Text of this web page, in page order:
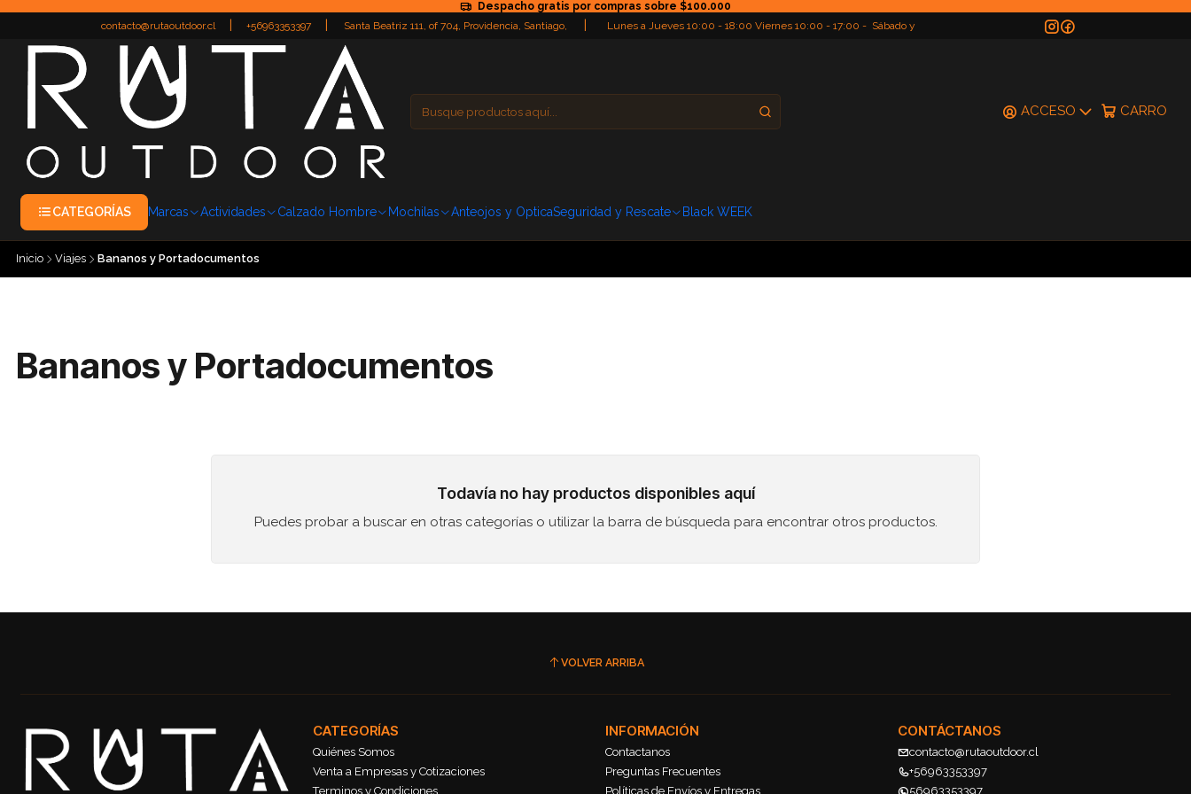
Despacho gratis por compras sobre $100.000
contacto@rutaoutdoor.cl
+56963353397
Santa Beatriz 111, of 704, Providencia, Santiago,
Lunes a Jueves 10:00 - 18:00 Viernes 10:00 - 17:00 - Sábado y
ACCESO CARRO
CATEGORÍAS Marcas Actividades Calzado Hombre Mochilas Anteojos y OpticaSeguridad y Rescate Black WEEK
Inicio Viajes Bananos y Portadocumentos
Bananos y Portadocumentos
Todavía no hay productos disponibles aquí
Puedes probar a buscar en otras categorías o utilizar la barra de búsqueda para encontrar otros productos.
VOLVER ARRIBA
CATEGORÍAS
Quiénes Somos
Venta a Empresas y Cotizaciones
Terminos y Condiciones
INFORMACIÓN
Contactanos
Preguntas Frecuentes
Políticas de Envíos y Entregas
CONTÁCTANOS
contacto@rutaoutdoor.cl
+56963353397
56963353397